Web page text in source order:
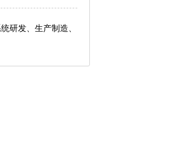
研发、生产制造、